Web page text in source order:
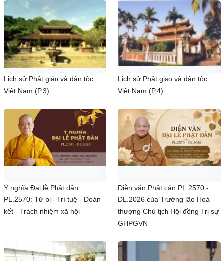
Lịch sử Phật giáo và dân tộc
Việt Nam (P.3)
Lịch sử Phật giáo và dân tộc
Việt Nam (P.4)
Ý nghĩa Đại lễ Phật đản
PL.2570: Từ bi - Trí tuệ - Đoàn
kết - Trách nhiệm xã hội
Diễn văn Phật đản PL.2570 -
DL.2026 của Trưởng lão Hoà
thượng Chủ tịch Hội đồng Trị sự
GHPGVN